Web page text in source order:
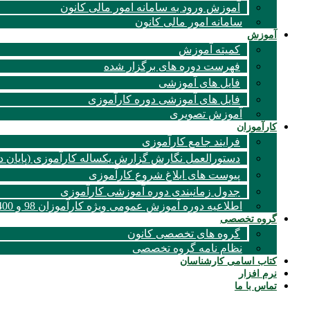
آموزش ورود به سامانه امور مالی کانون
سامانه امور مالی کانون
آموزش
کمیته آموزش
فهرست دوره های برگزار شده
فایل های آموزشی
فایل های آموزشی دوره کارآموزی
آموزش تصویری
کارآموزان
فرایند جامع کارآموزی
دستورالعمل نگارش گزارش یکساله کارآموزی (پایان
پیوست های ابلاغ شروع کارآموزی
جدول زمانبندی دوره آموزشی کارآموزی
اطلاعیه دوره آموزش عمومی ویژه کارآموزان 98 و 1400
گروه تخصصی
گروه های تخصصی کانون
نظام نامه گروه تخصصی
کتاب اسامی کارشناسان
نرم افزار
تماس با ما